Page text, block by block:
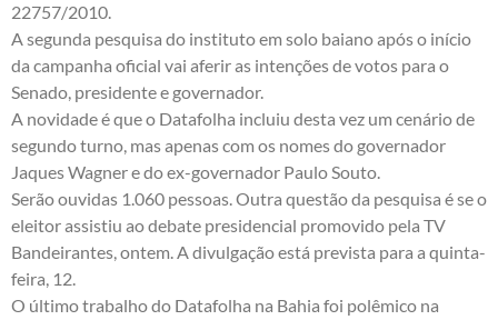
22757/2010.
A segunda pesquisa do instituto em solo baiano após o início
da campanha oficial vai aferir as intenções de votos para o
Senado, presidente e governador.
A novidade é que o Datafolha incluiu desta vez um cenário de
segundo turno, mas apenas com os nomes do governador
Jaques Wagner e do ex-governador Paulo Souto.
Serão ouvidas 1.060 pessoas. Outra questão da pesquisa é se o
eleitor assistiu ao debate presidencial promovido pela TV
Bandeirantes, ontem. A divulgação está prevista para a quinta-
feira, 12.
O último trabalho do Datafolha na Bahia foi polêmico na